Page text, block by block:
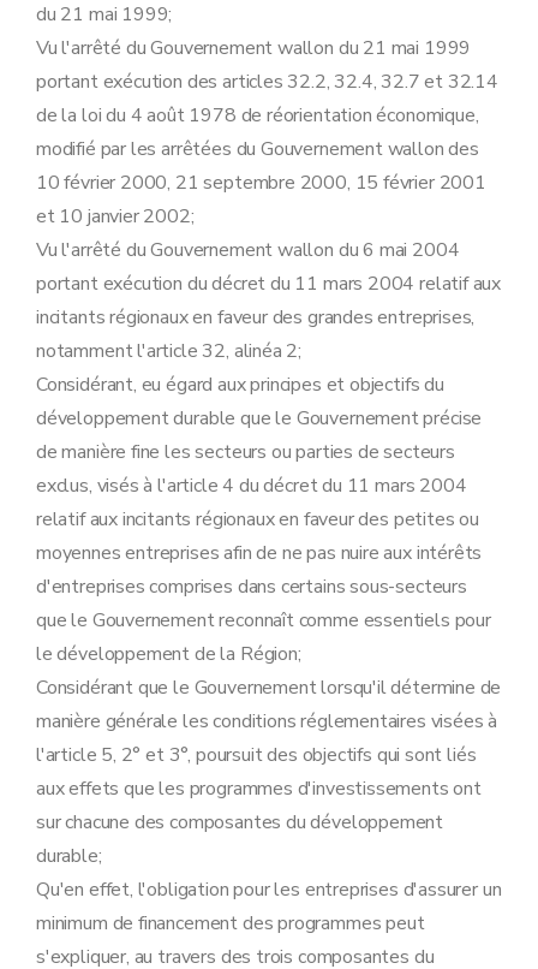
Art. 35
Art. 36
Art. 38
Art. 39
bis
Art.39ter
Art.39quater
Section 5 L'exonération du précompte immobilier
Art. 40
Art. 41
Art. 42
Chapitre III Dispositions abrogatoires, transitoires et finales
Art. 43
Art. 44
Art. 45
du 21 mai 1999;
Vu l'arrêté du Gouvernement wallon du 21 mai 1999
portant exécution des articles 32.2, 32.4, 32.7 et 32.14
de la loi du 4 août 1978 de réorientation économique,
modifié par les arrêtées du Gouvernement wallon des
10 février 2000, 21 septembre 2000, 15 février 2001
et 10 janvier 2002;
Vu l'arrêté du Gouvernement wallon du 6 mai 2004
portant exécution du décret du 11 mars 2004 relatif aux
incitants régionaux en faveur des grandes entreprises,
notamment l'article 32, alinéa 2;
Considérant, eu égard aux principes et objectifs du
développement durable que le Gouvernement précise
de manière fine les secteurs ou parties de secteurs
exclus, visés à l'article 4 du décret du 11 mars 2004
relatif aux incitants régionaux en faveur des petites ou
moyennes entreprises afin de ne pas nuire aux intérêts
d'entreprises comprises dans certains sous-secteurs
que le Gouvernement reconnaît comme essentiels pour
le développement de la Région;
Considérant que le Gouvernement lorsqu'il détermine de
manière générale les conditions réglementaires visées à
l'article 5, 2° et 3°, poursuit des objectifs qui sont liés
aux effets que les programmes d'investissements ont
sur chacune des composantes du développement
durable;
Qu'en effet, l'obligation pour les entreprises d'assurer un
minimum de financement des programmes peut
s'expliquer, au travers des trois composantes du